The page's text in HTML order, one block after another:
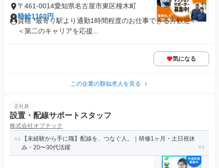
〒461-0014愛知県名古屋市東区橦木町
時給1160円
資格 *最寄り駅より通勤1時間程度のお仕事できる方歓迎！* *
＜第二のキャリアを応援...
気になる
この企業の類似求人を見る
正社員
設置・配線サポートスタッフ
株式会社オプテック
【未経験から手に職】配線を、つなぐ人。｜研修1ヶ月・土日祝休
み・20〜30代活躍